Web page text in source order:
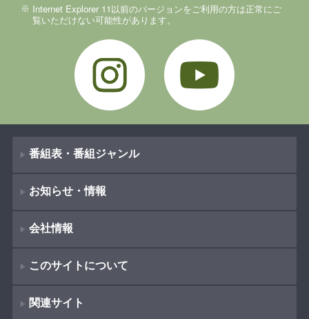
Internet Explorer 11以前のバージョンをご利用の方は正常にご
覧いただけない可能性があります。
Instagram
番組表・番組ジャンル
番組表
番組ジャンル
ドラマ
映画
お知らせ・情報
新着情報
お知らせ
イベント
会社情報
会社概要
（Company Information）
このサイトについて
著作権とリンク
関連サイト